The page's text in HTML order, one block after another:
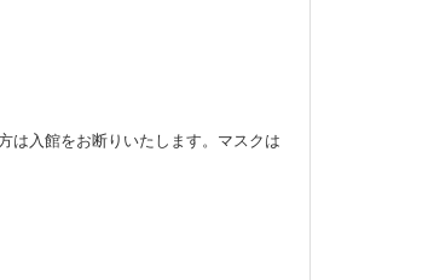
は入館をお断りいたします。マスクは